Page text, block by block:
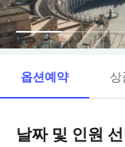
옵션예약 상
날짜 및 인원